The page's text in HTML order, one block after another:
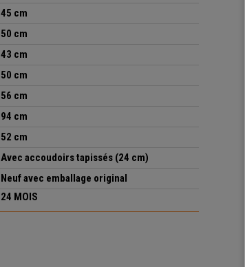
45 cm
50 cm
43 cm
50 cm
56 cm
94 cm
52 cm
Avec accoudoirs tapissés (24 cm)
Neuf avec emballage original
24 MOIS